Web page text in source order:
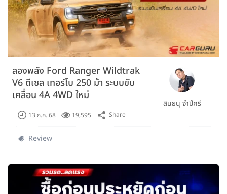
ลองพลัง Ford Ranger Wildtrak
V6 ดีเซล เทอร์โบ 250 ม้า ระบบขับ
เคลื่อน 4A 4WD ใหม่
สินธนุ จำปีศรี
13 ก.ค. 68 19,595 Share
Review